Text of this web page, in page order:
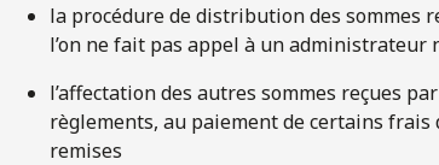
la procédure de distribution des sommes
l’on ne fait pas appel à un administrateur
l’affectation des autres sommes reçues
règlements, au paiement de certains
remises